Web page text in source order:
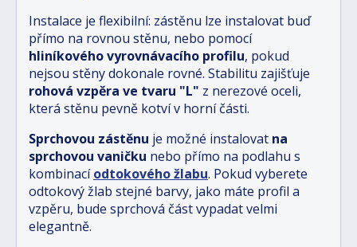
Instalace je flexibilní: zástěnu lze instalovat buď
přímo na rovnou stěnu, nebo pomocí
hliníkového vyrovnávacího profilu, pokud
nejsou stěny dokonale rovné. Stabilitu zajišťuje
rohová vzpěra ve tvaru "L" z nerezové oceli,
která stěnu pevně kotví v horní části.
Sprchovou zástěnu je možné instalovat na
sprchovou vaničku nebo přímo na podlahu s
kombinací odtokového žlabu. Pokud vyberete
odtokový žlab stejné barvy, jako máte profil a
vzpěru, bude sprchová část vypadat velmi
elegantně.